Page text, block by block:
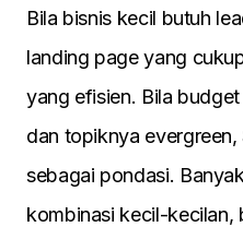
Bila bisnis kecil butuh
landing page yang
yang efisien. Bila
dan topiknya evergreen,
sebagai pondasi.
kombinasi kecil-kecilan,